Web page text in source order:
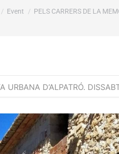
here:
Event PELS CARRERS DE LA
URBANA D’ALPATRÓ.